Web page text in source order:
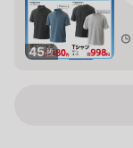
45枚